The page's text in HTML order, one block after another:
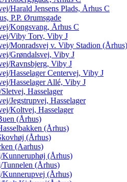
Harald Jensens Plads, Århus C
P.P. Ørumsgade
Kongsvang, Århus C
Viby Torv, Viby J
Monradsvej v. Viby Stadion (Århus)
Grøndalsvej, Viby J
Ravnsbjerg, Viby J
Hasselager Centervej, Viby J
Hasselager Allé, Viby J
Hasselager
Jegstrupvej, Hasselager
Koltvej, Hasselager
(Århus)
(Århus)
(Århus)
(Aarhus)
Kunneruphøj (Århus)
Tunnelen (Århus)
Kunnerupvej (Århus)